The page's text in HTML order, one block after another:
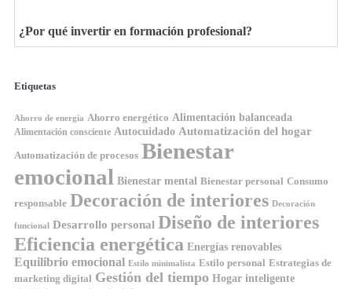
¿Por qué invertir en formación profesional?
Etiquetas
Ahorro de energía Ahorro energético Alimentación balanceada
Alimentación consciente Autocuidado Automatización del hogar
Automatización de procesos Bienestar
emocional Bienestar mental Bienestar personal Consumo
responsable Decoración de interiores Decoración
funcional Desarrollo personal Diseño de interiores
Eficiencia energética Energías renovables
Equilibrio emocional Estilo minimalista Estilo personal Estrategias de
marketing digital Gestión del tiempo Hogar inteligente